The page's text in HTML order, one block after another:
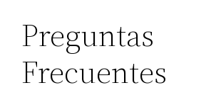
Preguntas
Frecuentes